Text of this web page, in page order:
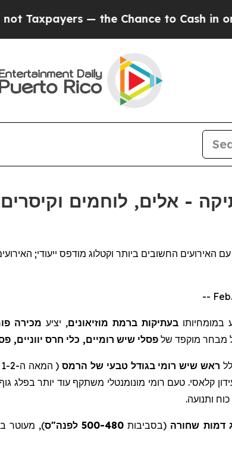
— the Chance to Cash in on
- אלים, לוחמים
במומחיותו בעתיקות ברמת מוזיאונים, יציע מכירה
מבחר מוקפד של פסלי שיש רומיים, כלי חרס יווניים,
ראש שיש רומי בגודל טבעי של הרמס ( המאה ה-1-2
קלאסי. טעם רומי מונומנטלי משתקף עוד יותר בפלג גוף
כוח ותנועה.
דמות שחורה (בסביבות 500-480 לפנה"ס), מעוטר